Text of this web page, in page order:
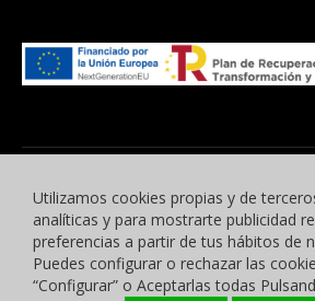
© 2015 -2023 Benyben Ropa Deportiva. Todos
Utilizamos cookies propias y de
analíticas y para mostrarte publicidad
preferencias a partir de tus hábitos de
Puedes configurar o rechazar las
“Configurar” o Aceptarlas todas